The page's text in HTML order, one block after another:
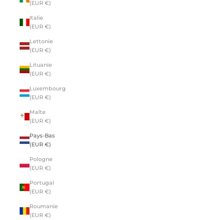
(EUR €)
Italie
(EUR €)
Lettonie
(EUR €)
Lituanie
(EUR €)
Luxembourg
(EUR €)
Malte
(EUR €)
Pays-Bas
(EUR €)
Pologne
(EUR €)
Portugal
(EUR €)
Roumanie
(EUR €)